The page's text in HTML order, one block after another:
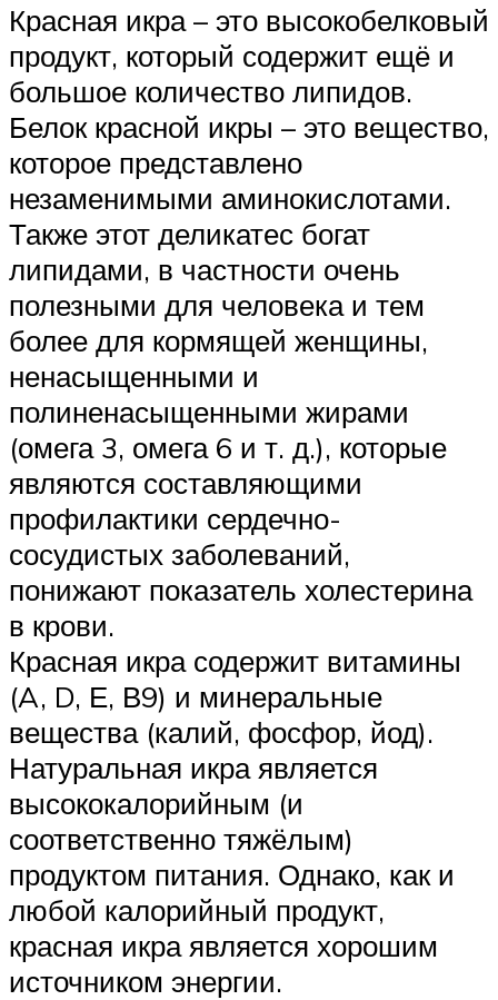
Красная икра – это высокобелковый
продукт, который содержит ещё и
большое количество липидов.
Белок красной икры – это вещество,
которое представлено
незаменимыми аминокислотами.
Также этот деликатес богат
липидами, в частности очень
полезными для человека и тем
более для кормящей женщины,
ненасыщенными и
полиненасыщенными жирами
(омега 3, омега 6 и т. д.), которые
являются составляющими
профилактики сердечно-
сосудистых заболеваний,
понижают показатель холестерина
в крови.
Красная икра содержит витамины
(A, D, Е, В9) и минеральные
вещества (калий, фосфор, йод).
Натуральная икра является
высококалорийным (и
соответственно тяжёлым)
продуктом питания. Однако, как и
любой калорийный продукт,
красная икра является хорошим
источником энергии.